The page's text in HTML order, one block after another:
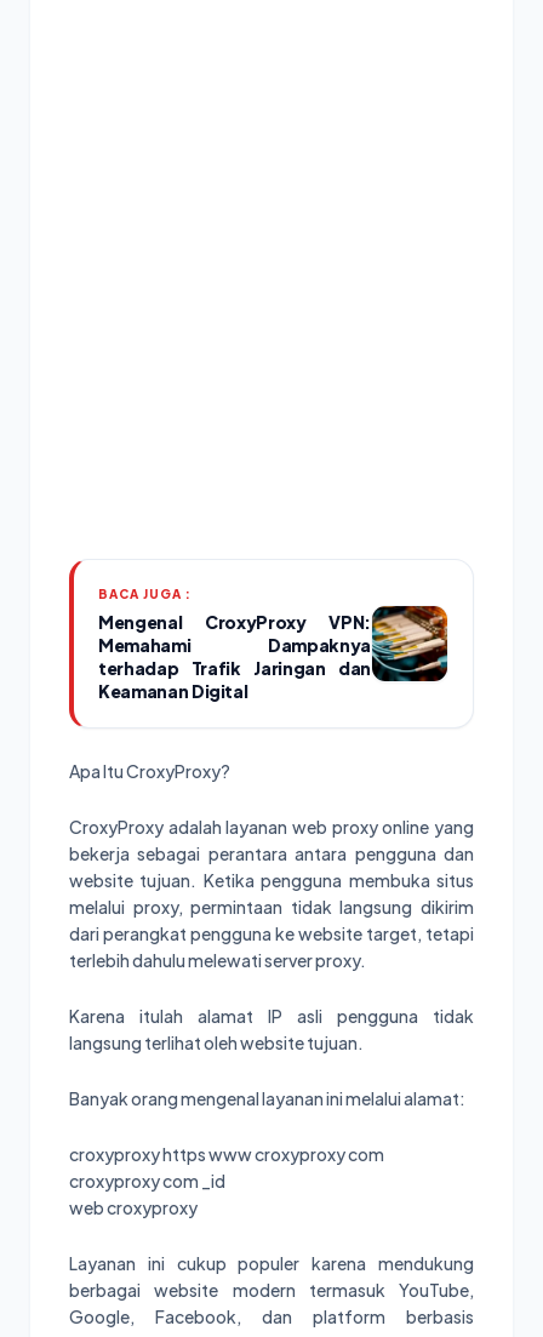
BACA JUGA :
Mengenal CroxyProxy VPN:
Memahami Dampaknya
terhadap Trafik Jaringan dan
Keamanan Digital
Apa Itu CroxyProxy?
CroxyProxy adalah layanan web proxy online yang
bekerja sebagai perantara antara pengguna dan
website tujuan. Ketika pengguna membuka situs
melalui proxy, permintaan tidak langsung dikirim
dari perangkat pengguna ke website target, tetapi
terlebih dahulu melewati server proxy.
Karena itulah alamat IP asli pengguna tidak
langsung terlihat oleh website tujuan.
Banyak orang mengenal layanan ini melalui alamat:
croxyproxy https www croxyproxy com
croxyproxy com _id
web croxyproxy
Layanan ini cukup populer karena mendukung
berbagai website modern termasuk YouTube,
Google, Facebook, dan platform berbasis